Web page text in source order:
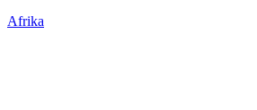
Afrika